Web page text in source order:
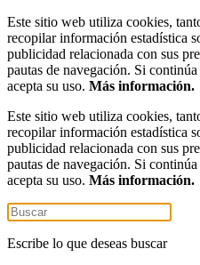
Este sitio web utiliza cookies,
recopilar información estadística
publicidad relacionada con sus
pautas de navegación. Si
acepta su uso. Más información.
Este sitio web utiliza cookies,
recopilar información estadística
publicidad relacionada con sus
pautas de navegación. Si
acepta su uso. Más información.
Escribe lo que deseas buscar